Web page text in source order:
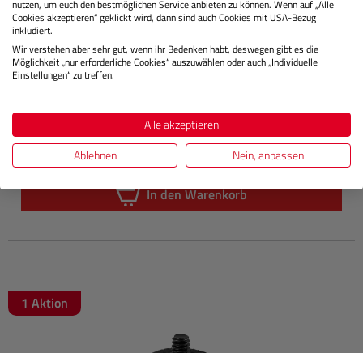
SMALLRIG4819 Camera Viewfinder Eyecup für Sony
Alpha 7C II/7CR
Sie zahlen heute
€ 19,12*
In den Warenkorb
1 Aktion
nutzen, um euch den bestmöglichen Service anbieten zu können. Wenn auf „Alle
Cookies akzeptieren“ geklickt wird, dann sind auch Cookies mit USA-Bezug
inkludiert.
Wir verstehen aber sehr gut, wenn ihr Bedenken habt, deswegen gibt es die
Möglichkeit „nur erforderliche Cookies“ auszuwählen oder auch „Individuelle
Einstellungen“ zu treffen.
Alle akzeptieren
Ablehnen
Nein, anpassen